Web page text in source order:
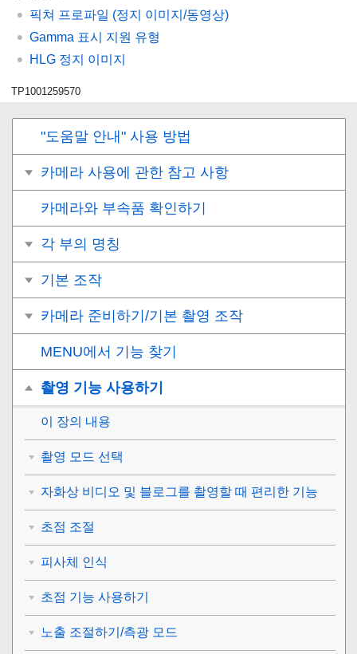
픽쳐 프로파일 (정지 이미지/동영상)
Gamma 표시 지원 유형
HLG 정지 이미지
TP1001259570
"도움말 안내" 사용 방법
카메라 사용에 관한 참고 사항
카메라와 부속품 확인하기
각 부의 명칭
기본 조작
카메라 준비하기/기본 촬영 조작
MENU에서 기능 찾기
촬영 기능 사용하기
이 장의 내용
촬영 모드 선택
자화상 비디오 및 블로그를 촬영할 때 편리한 기능
초점 조절
피사체 인식
초점 기능 사용하기
노출 조절하기/측광 모드